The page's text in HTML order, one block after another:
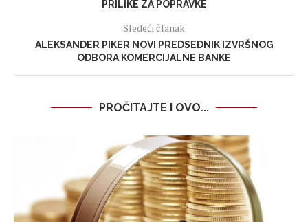
PRILIKE ZA POPRAVKE
Sledeći članak
ALEKSANDER PIKER NOVI PREDSEDNIK IZVRŠNOG
ODBORA KOMERCIJALNE BANKE
PROČITAJTE I OVO...